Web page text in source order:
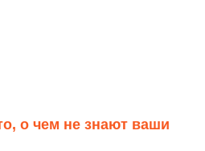
о чем не знают ваши